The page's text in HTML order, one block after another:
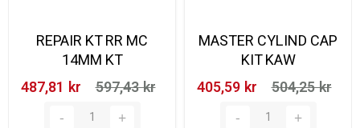
REPAIR KT RR MC
14MM KT
487,81 kr‎
597,43 kr‎
MASTER CYLIND CAP
KIT KAW
405,59 kr‎
504,25 kr‎